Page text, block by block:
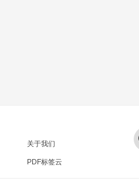
关于我们
PDF标签云